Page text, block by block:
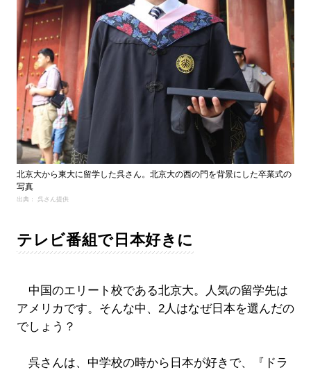
北京大から東大に留学した呉さん。北京大の西の門を背景にした卒業式の
写真
出典： 呉さん提供
テレビ番組で日本好きに
中国のエリート校である北京大。人気の留学先は
アメリカです。そんな中、2人はなぜ日本を選んだの
でしょう？
呉さんは、中学校の時から日本が好きで、『ドラ